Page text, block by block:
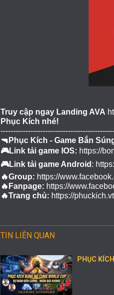
Truy cập ngay Landing AVA
Phục Kích nhé!
🔫Phục Kích - Game Bắn
🎮Link tải game IOS: https://
🎮Link tải game Android :
🔥Group: https://
🔥Fanpage: https://
🔥Trang chủ: https://
TIN LIÊN QUAN
PHỤC